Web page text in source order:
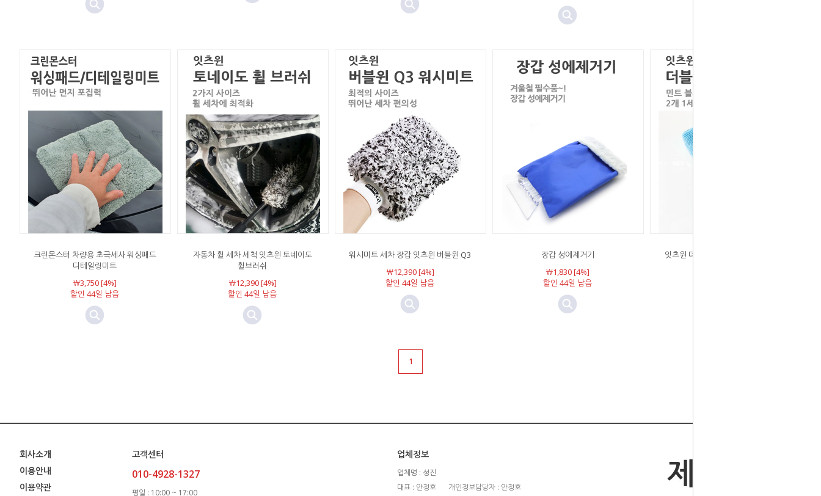
크린몬스터 차량용 초극세사 워싱패드
디테일링미트
￦3,750 [4%]
할인 44일 남음
자동차 휠 세차 세척 잇츠윈 토네이도
휠브러쉬
￦12,390 [4%]
할인 44일 남음
워시미트 세차 장갑 잇츠윈 버블윈 Q3
￦12,390 [4%]
할인 44일 남음
장갑 성에제거기
￦1,830 [4%]
할인 44일 남음
잇츠윈 더블업 버핑 타월 민트블루 2P
1
회사소개
이용안내
이용약관
고객센터
010-4928-1327
평일 : 10:00 ~ 17:00
업체정보
업체명 : 성진
대표 : 안정호
개인정보담당자 : 안정호